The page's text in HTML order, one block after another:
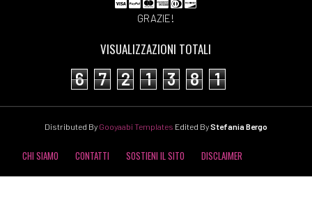
Cuore, di Edmondo De
Amicis: pagina 69
[21]La casa nel bosco, di
Gianrico e Francesco
Carofiglio: pagina 69
[14]Senilità, di Italo Svevo:
pagina 69
GRAZIE!
VISUALIZZAZIONI TOTALI
6 7 2 1 3 8 1
Distributed By Gooyaabi Templates Edited ByStefania Bergo
CHI SIAMO CONTATTI SOSTIENI IL SITO DISCLAIMER